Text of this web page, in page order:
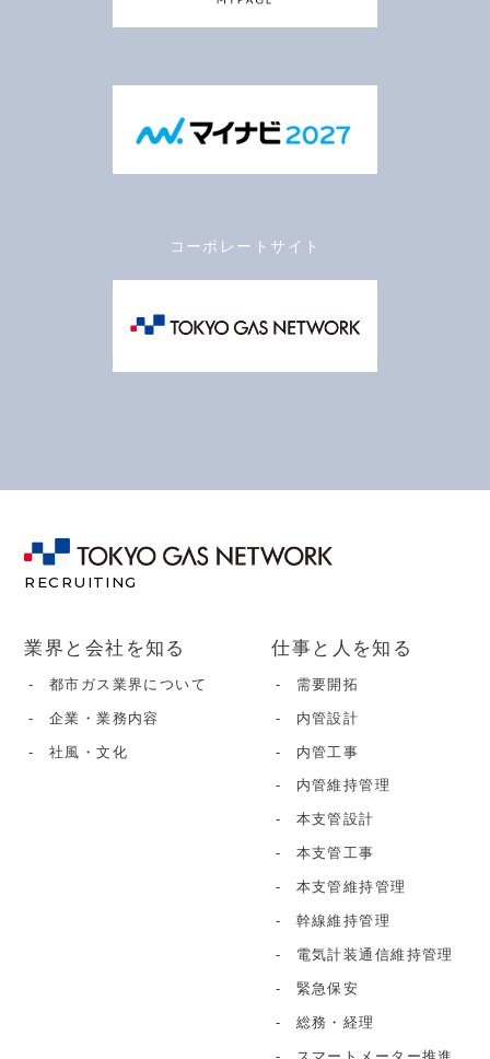
コーポレートサイト
RECRUITING
業界と会社を知る
都市ガス業界について
企業・業務内容
社風・文化
仕事と人を知る
需要開拓
内管設計
内管工事
内管維持管理
本支管設計
本支管工事
本支管維持管理
幹線維持管理
電気計装通信維持管理
緊急保安
総務・経理